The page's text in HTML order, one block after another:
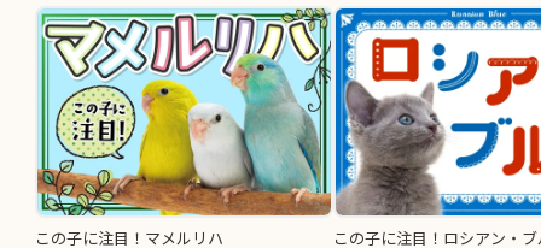
この子に注目！マメルリハ この子に注目！ロシアン・